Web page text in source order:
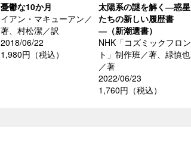
憂鬱な10か月
イアン・マキューアン／
著、村松潔／訳
2018/06/22
1,980円（税込）
太陽系の謎を解く―惑星
たちの新しい履歴書
―（新潮選書）
NHK「コズミックフロン
ト」制作班／著、緑慎也
／著
2022/06/23
1,760円（税込）